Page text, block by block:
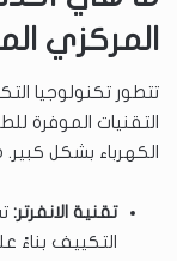
المركزي
تتطور تكنولوجيا
التقنيات الموفرة
الكهرباء بشكل
تقنية الانفرتر:
التكييف بناءً